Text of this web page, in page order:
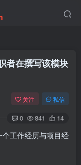
者在撰写该模块
关注 私信
0 841 14
工作经历与项目经